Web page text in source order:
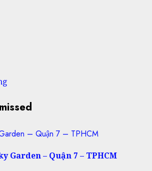
– Quận 7 – TPHCM
Garden – Quận 7 – TPHCM